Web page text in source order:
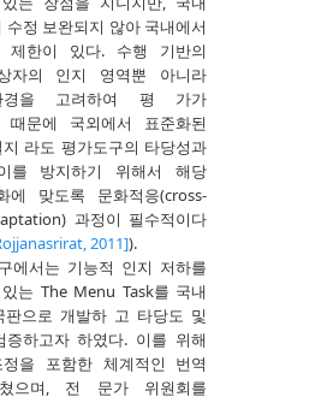
수정 보완되지 않아 국내에서
제한이 있다. 수행 기반의
자의 인지 영역뿐 아니라
경을 고려하여 평 가가
때문에 국외에서 표준화된
라도 평가도구의 타당성과
를 방지하기 위해서 해당
에 맞도록 문화적응(cross-
과정이 필수적이다
2011]).
에서는 기능적 인지 저하를
는 The Menu Task를 국내
판으로 개발하 고 타당도 및
증하고자 하였다. 이를 위해
을 포함한 체계적인 번역
으며, 전 문가 위원회를